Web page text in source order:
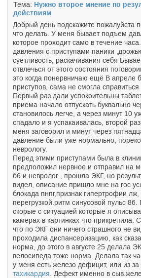
Тема: Нужно второе мнение по
действиям
Добрый день подскажите пожалуйста
что делать. У меня бывает подъем
которое проходит само в течение
давления с приступами паники
суетливость, раскачивания себя
отвлечься от этого состояния
это когда понервничаю ещё В апреле
приступов, сама не смогла
Первый раз дали успокоительны
приема начало отпускать буквально
становилось легче, а через минут 10
спадало и я успакаивалась, второй
меня заговорил и минут через
давление были уже нормально,
неврологу.
Перед этими приступами была в
предположил нервное и отправил на
б6 и невролог , прошла ЭКГ, но
видел, описание пришло мне на гос
блокада пнпг,признак гипертрофии лж,
перегрузкой.ритм синусовой пульс
скорые с ситуацией которые я
камерах в картинках что прикрепила.
что по ЭКГ они ничего страшного не
проходила диспансеризацию, как
норма, до этого в августе 25 делала
велосипеда тоже норма. Делала так
у меня есть железо дефицит, или из за
тахикардия . Дефект именно в